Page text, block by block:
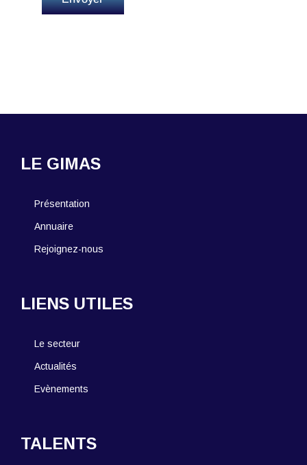
LE GIMAS
Présentation
Annuaire
Rejoignez-nous
LIENS UTILES
Le secteur
Actualités
Evènements
TALENTS